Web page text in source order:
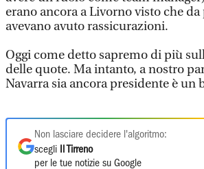
erano ancora a Livorno visto che
avevano avuto rassicurazioni.
Oggi come detto sapremo di più
delle quote. Ma intanto, a nostro
Navarra sia ancora presidente è un
Non lasciare decidere l'algoritmo:
scegli
Il Tirreno
per le tue notizie su Google